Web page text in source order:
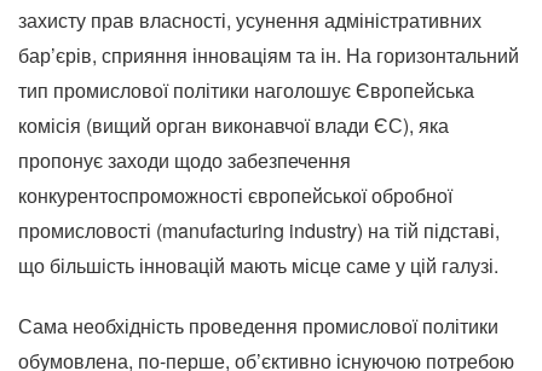
захисту прав власності, усунення адміністративних
бар’єрів, сприяння інноваціям та ін. На горизонтальний
тип промислової політики наголошує Європейська
комісія (вищий орган виконавчої влади ЄС), яка
пропонує заходи щодо забезпечення
конкурентоспроможності європейської обробної
промисловості (manufacturing industry) на тій підставі,
що більшість інновацій мають місце саме у цій галузі.
Сама необхідність проведення промислової політики
обумовлена, по-перше, об’єктивно існуючою потребою